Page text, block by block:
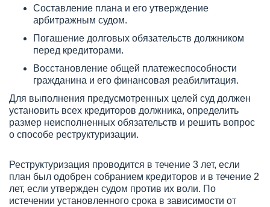
Составление плана и его утверждение
арбитражным судом.
Погашение долговых обязательств должником
перед кредиторами.
Восстановление общей платежеспособности
гражданина и его финансовая реабилитация.
Для выполнения предусмотренных целей суд должен
установить всех кредиторов должника, определить
размер неисполненных обязательств и решить вопрос
о способе реструктуризации.
Реструктуризация проводится в течение 3 лет, если
план был одобрен собранием кредиторов и в течение 2
лет, если утвержден судом против их воли. По
истечении установленного срока в зависимости от